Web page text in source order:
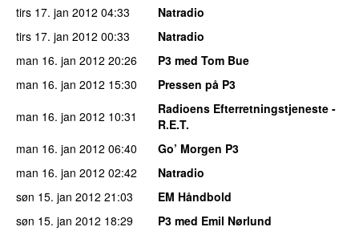
tirs 17. jan 2012 04:33
Natradio
tirs 17. jan 2012 00:33
Natradio
man 16. jan 2012 20:26
P3 med Tom Bue
man 16. jan 2012 15:30
Pressen på P3
man 16. jan 2012 10:31
Radioens Efterretningstjeneste -
R.E.T.
man 16. jan 2012 06:40
Go’ Morgen P3
man 16. jan 2012 02:42
Natradio
søn 15. jan 2012 21:03
EM Håndbold
søn 15. jan 2012 18:29
P3 med Emil Nørlund